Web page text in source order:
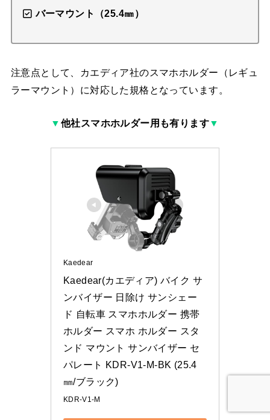
バーマウント（25.4㎜）
注意点として、カエディア社のスマホホルダー（レギュ
ラーマウント）に対応した規格となっています。
▼ 他社スマホホルダー用も有ります▼
Kaedear
Kaedear(カエディア) バイク サ
ンバイザー 日除け サンシェー
ド 自転車 スマホホルダー 携帯
ホルダー スマホ ホルダー スタ
ンド マウント サンバイザー セ
パレート KDR-V1-M-BK (25.4
㎜/ブラック)
KDR-V1-M